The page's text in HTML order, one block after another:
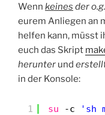
Wenn keines der
eurem Anliegen an
helfen kann, müsst
euch das Skript
herunter und
in der Konsole:
1 su -c 'sh